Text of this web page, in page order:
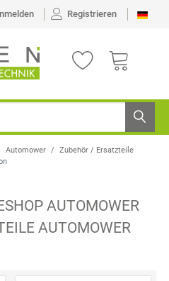
Registrieren
Automower
Zubehör / Ersatzteile
AUTOMOWER
AUTOMOWER